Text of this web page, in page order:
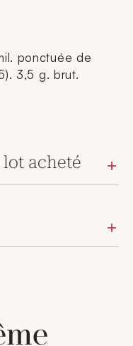
ponctuée de
3,5 g. brut.
acheté